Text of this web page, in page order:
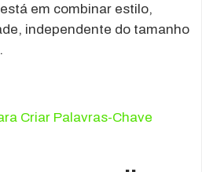
em combinar estilo,
independente do tamanho
Criar Palavras-Chave